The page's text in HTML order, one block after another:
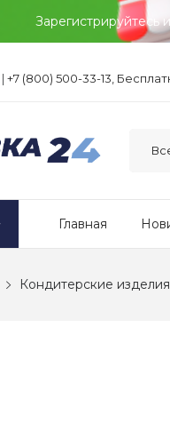
Зарегистрируйтесь
| +7 (800) 500-33-13,
Главная
Кондитерские изделия